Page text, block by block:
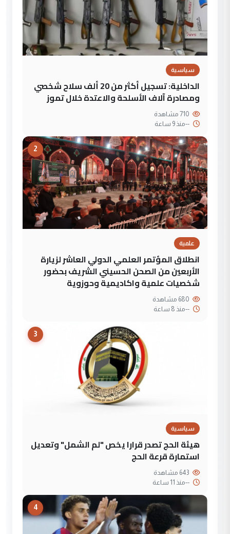
سياسية
الداخلية: تسجيل أكثر من 20 ألف سلاح شخصي
ومصادرة آلاف الأسلحة والاعتدة خلال تموز
--منذ 9 ساعة
2
علمية
انطلاق المؤتمر العلمي الدولي العاشر لزيارة
الأربعين من الصحن الحسيني الشريف بحضور
شخصيات علمية واكاديمية وحوزوية
--منذ 8 ساعة
3
سياسية
هيئة الحج تصدر قرارا يخص "لم الشمل" وتعديل
استمارة قرعة الحج
--منذ 11 ساعة
4